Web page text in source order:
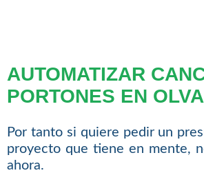
AUTOMATIZAR
PORTONES EN
Por tanto si quiere pedir un
proyecto que tiene en mente,
ahora.